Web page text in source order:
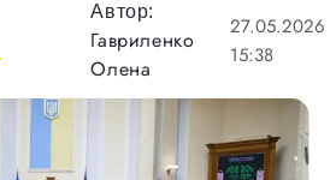
Автор:
Гавриленко
Олена
27.05.2026
15:38